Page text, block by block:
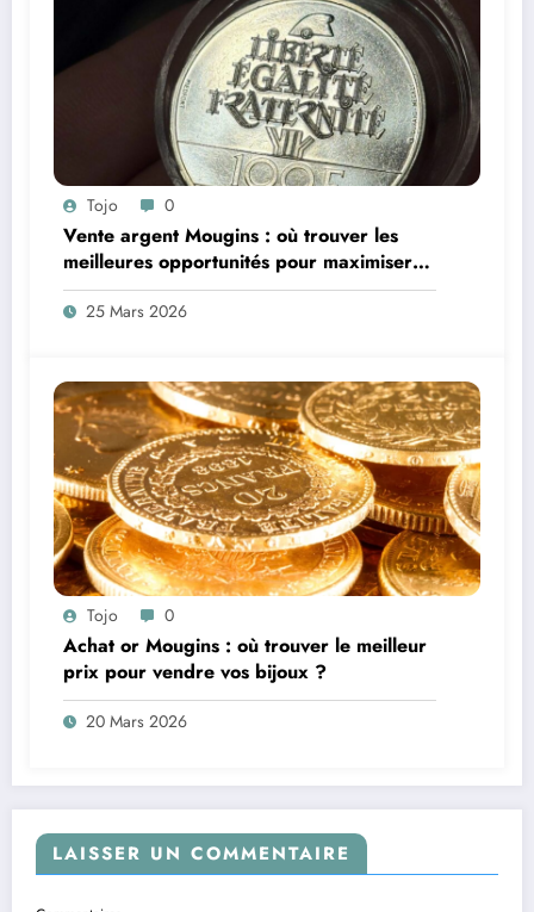
Tojo 0
Vente argent Mougins : où trouver les
meilleures opportunités pour maximiser
vos profits ?
25 Mars 2026
Tojo 0
Achat or Mougins : où trouver le meilleur
prix pour vendre vos bijoux ?
20 Mars 2026
LAISSER UN COMMENTAIRE